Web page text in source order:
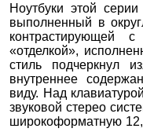
Ноутбуки этой
выполненный в
контрастирующей
«отделкой»,
стиль подчеркнул
внутреннее
виду. Над
звуковой стерео
широкоформатную